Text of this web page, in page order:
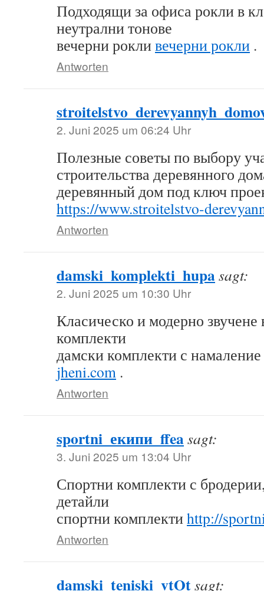
Подходящи за офиса рокли в
неутрални тонове
вечерни рокливечерни рокли .
Antworten
2. Juni 2025 um 06:24 Uhr
Полезные советы по выбору
строительства деревянного
деревянный дом под ключ
https://www.stroitelstvo-
Antworten
damski_komplekti_hupasagt:
2. Juni 2025 um 10:30 Uhr
Класическо и модерно звучене
комплекти
дамски комплекти с намаление
jheni.com .
Antworten
sportni_екипи_ffeasagt:
3. Juni 2025 um 13:04 Uhr
Спортни комплекти с
детайли
спортни комплектиhttp://
Antworten
damski_teniski_vtOtsagt: